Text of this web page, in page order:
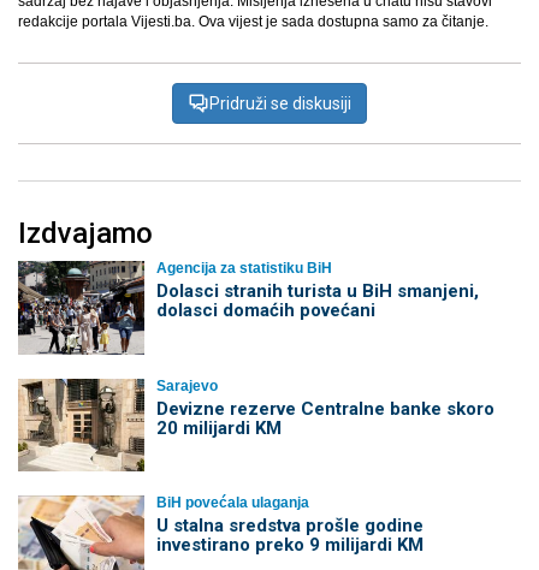
redakcije portala Vijesti.ba. Ova vijest je sada dostupna samo za čitanje.
Pridruži se diskusiji
Izdvajamo
Agencija za statistiku BiH
Dolasci stranih turista u BiH smanjeni,
dolasci domaćih povećani
Sarajevo
Devizne rezerve Centralne banke skoro
20 milijardi KM
BiH povećala ulaganja
U stalna sredstva prošle godine
investirano preko 9 milijardi KM